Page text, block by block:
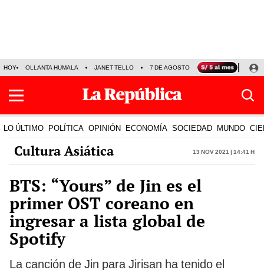
HOY OLLANTA HUMALA JANET TELLO 7 DE AGOSTO TINKA RESULTADOS
LO ÚLTIMO POLÍTICA OPINIÓN ECONOMÍA SOCIEDAD MUNDO
Cultura Asiática 13 Nov 2021 | 14:41 h
BTS: “Yours” de Jin es el
primer OST coreano en
ingresar a lista global de
Spotify
La canción de Jin para Jirisan ha tenido el